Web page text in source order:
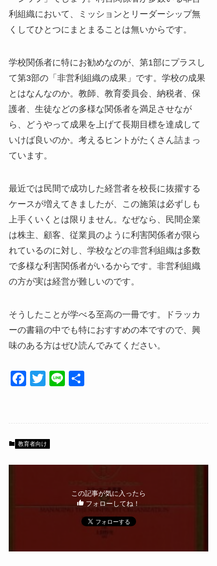
利組織において、ミッションとリーダーシップ無
くしてひとつにまとまることは無いからです。
学校関係者に特にお勧めなのが、第1部にプラスし
て第3部の「非営利組織の成果」です。学校の成果
とはなんなのか。教師、教育委員会、納税者、保
護者、生徒などの多様な関係者を満足させなが
ら、どうやって成果を上げて長期目標を達成して
いけば良いのか。考えるヒントがたくさん詰まっ
ています。
最近では民間で成功した経営者を校長に抜擢する
ケースが増えてきましたが、この施策は必ずしも
上手くいくとは限りません。なぜなら、民間企業
は株主、顧客、従業員のように利害関係者が限ら
れているのに対し、学校などの非営利組織は多数
で多様な利害関係者がいるからです。非営利組織
の方が実は経営が難しいのです。
そうしたことが学べる至高の一冊です。ドラッカ
ーの書籍の中でも特におすすめの本ですので、興
味のある方はぜひ読んでみてください。
F
e
b
T
er
Li 共
教育者向け
この記事が気に入ったら
フォローしてね！